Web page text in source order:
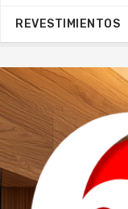
REVESTIMIENTOS